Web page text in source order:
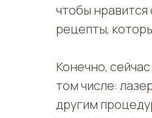
чтобы
рецепты,
Конечно,
том числе:
другим